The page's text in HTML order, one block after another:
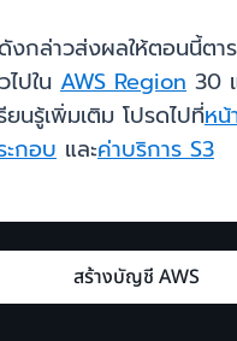
งกล่าวส่งผลให้ตอนนี้ตา
ปใน AWS Region 30
ยนรู้เพิ่มเติม โปรดไปที่ห
ะกอบ และค่าบริการ S3
สร้างบัญชี AWS